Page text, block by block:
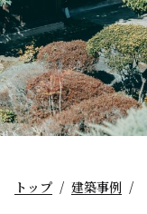
トップ / 建築事例 /